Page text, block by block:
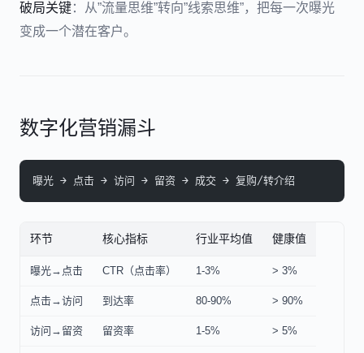
破局关键：从”流量思维”转向”线索思维”，把每一次曝光
变成一个潜在客户。
数字化营销漏斗
曝光 → 点击 → 访问 → 留资 → 成交 → 复购/转介绍
环节 核心指标 行业平均值 健康值
曝光→点击 CTR（点击率） 1-3% > 3%
点击→访问 到达率 80-90% > 90%
访问→留资 留资率 1-5% > 5%